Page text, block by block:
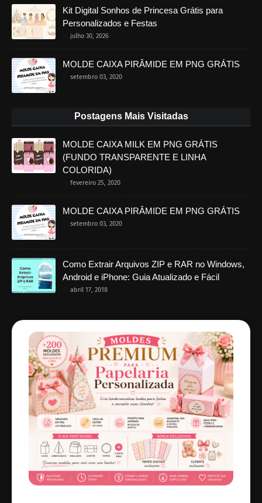
Kit Digital Sonhos de Princesa Grátis para
Personalizados e Festas
julho 30, 2026
MOLDE CAIXA PIRÂMIDE EM PNG GRÁTIS
setembro 03, 2020
Postagens Mais Visitadas
MOLDE CAIXA MILK EM PNG GRÁTIS
(FUNDO TRANSPARENTE E LINHA
COLORIDA)
fevereiro 25, 2020
MOLDE CAIXA PIRÂMIDE EM PNG GRÁTIS
setembro 03, 2020
Como Extrair Arquivos ZIP e RAR no Windows,
Android e iPhone: Guia Atualizado e Fácil
abril 17, 2018